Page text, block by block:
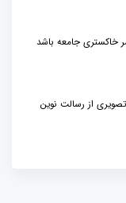
خاکستری جامعه باشد
از رسالت نوین